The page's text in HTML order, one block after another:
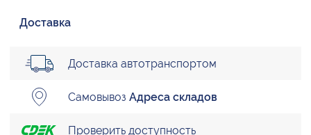
Доставка
Доставка автотранспортом
Самовывоз Адреса складов
Проверить доступность